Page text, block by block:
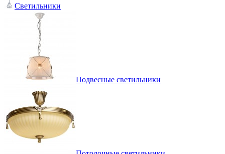
Светильники
Подвесные светильники